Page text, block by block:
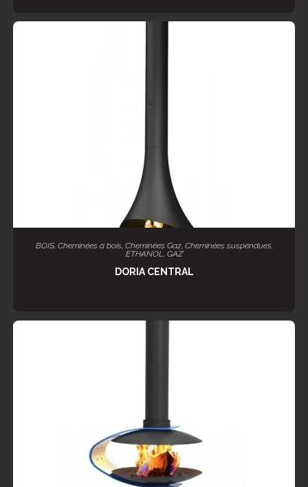
LIRE LA SUITE
BOIS, Cheminées à bois, Cheminées Gaz, Cheminées suspendues,
ETHANOL, GAZ
DORIA CENTRAL